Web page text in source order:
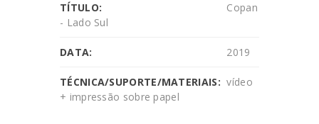
TÍTULO:
Copan
- Lado Sul
DATA: 2019
TÉCNICA/SUPORTE/MATERIAIS: vídeo
+ impressão sobre papel